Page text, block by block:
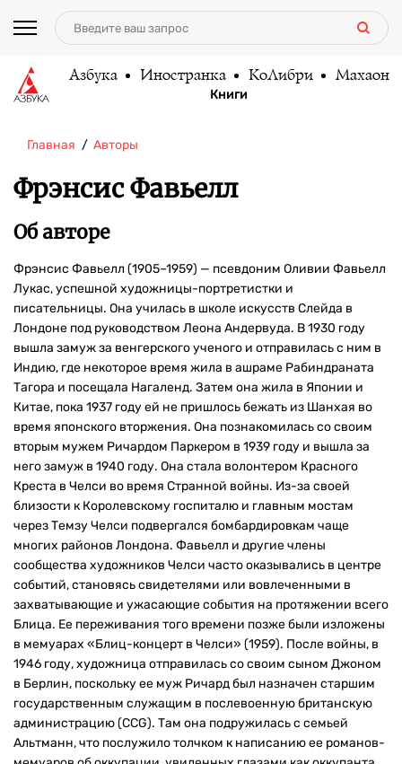
Азбука Иностранка КоЛибри Махаон
Книги
Главная Авторы
Фрэнсис Фавьелл
Об авторе
Фрэнсис Фавьелл (1905–1959) — псевдоним Оливии Фавьелл
Лукас, успешной художницы-портретистки и
писательницы. Она училась в школе искусств Слейда в
Лондоне под руководством Леона Андервуда. В 1930 году
вышла замуж за венгерского ученого и отправилась с ним в
Индию, где некоторое время жила в ашраме Рабиндраната
Тагора и посещала Нагаленд. Затем она жила в Японии и
Китае, пока 1937 году ей не пришлось бежать из Шанхая во
время японского вторжения. Она познакомилась со своим
вторым мужем Ричардом Паркером в 1939 году и вышла за
него замуж в 1940 году. Она стала волонтером Красного
Креста в Челси во время Странной войны. Из-за своей
близости к Королевскому госпиталю и главным мостам
через Темзу Челси подвергался бомбардировкам чаще
многих районов Лондона. Фавьелл и другие члены
сообщества художников Челси часто оказывались в центре
событий, становясь свидетелями или вовлеченными в
захватывающие и ужасающие события на протяжении всего
Блица. Ее переживания того времени позже были изложены
в мемуарах «Блиц-концерт в Челси» (1959). После войны, в
1946 году, художница отправилась со своим сыном Джоном
в Берлин, поскольку ее муж Ричард был назначен старшим
государственным служащим в послевоенную британскую
администрацию (CCG). Там она подружилась с семьей
Альтманн, что послужило толчком к написанию ее романов-